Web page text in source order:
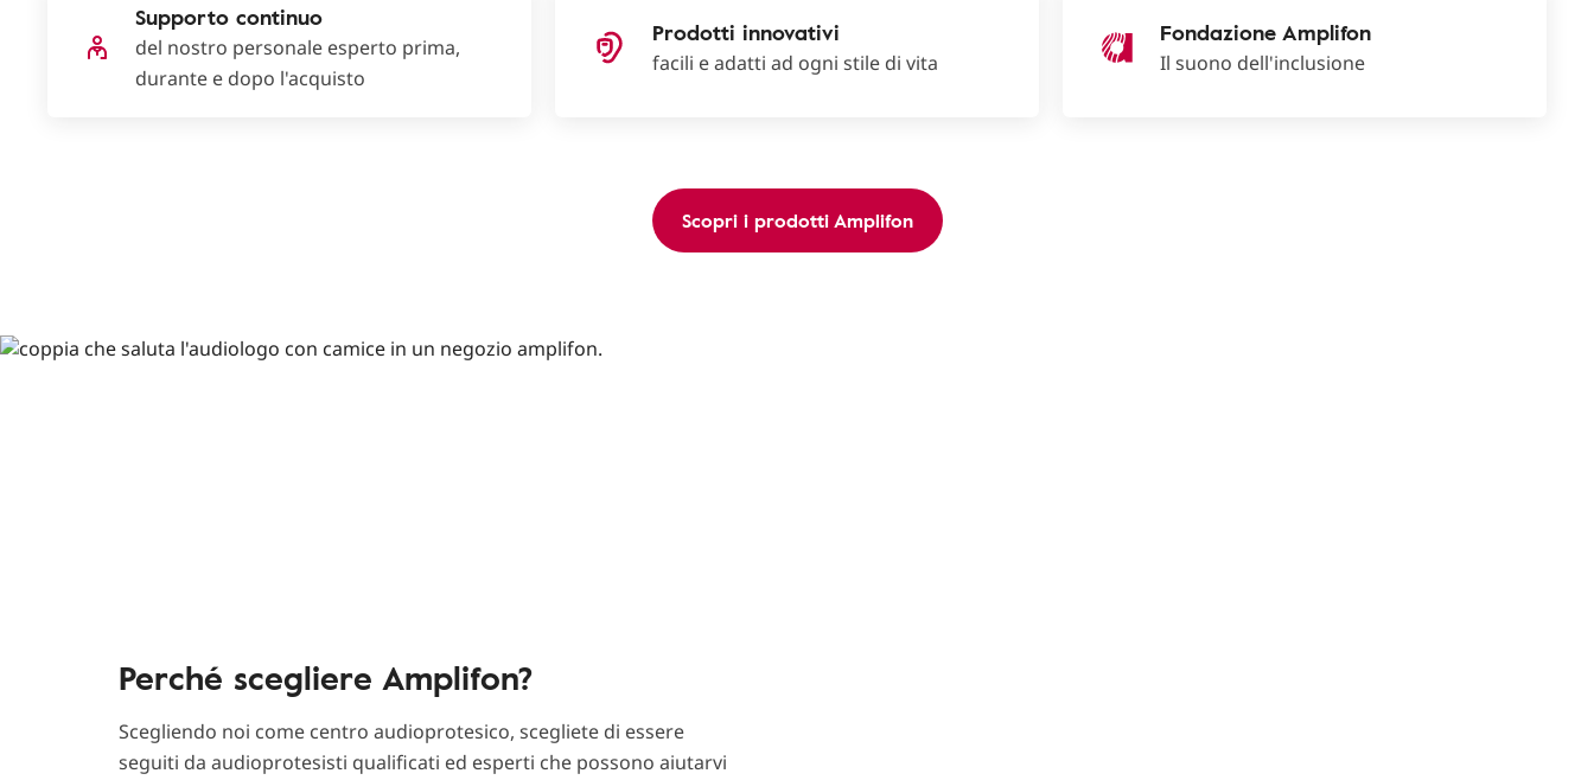
Supporto continuo
del nostro personale esperto prima,
durante e dopo l'acquisto
Prodotti innovativi
facili e adatti ad ogni stile di vita
Fondazione Amplifon
Il suono dell'inclusione
Scopri i prodotti Amplifon
Perché scegliere Amplifon?
Scegliendo noi come centro audioprotesico, scegliete di essere
seguiti da audioprotesisti qualificati ed esperti che possono aiutarvi